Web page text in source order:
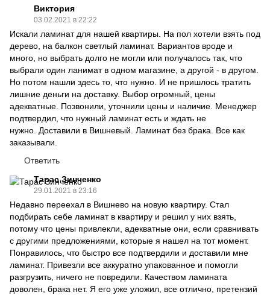
Виктория
03.02.2021 в 22:22
Искали ламинат для нашей квартиры. На пол хотели взять под
дерево, на балкон светлый ламинат. Вариантов вроде и
много, но выбрать долго не могли или получалось так, что
выбрали один ланимат в одном магазине, а другой - в другом.
Но потом нашли здесь то, что нужно. И не пришлось тратить
лишние деньги на доставку. Выбор огромный, цены
адекватные. Позвонили, уточнили цены и наличие. Менеджер
подтвердил, что нужный ламинат есть и ждать не
нужно. Доставили в Вишневый. Ламинат без брака. Все как
заказывали.
Ответить
Тарас Зинченко
29.01.2021 в 23:16
Недавно переехал в Вишнево на новую квартиру. Стал
подбирать себе ламинат в квартиру и решил у них взять,
потому что цены привлекли, адекватные они, если сравнивать
с другими предложениями, которые я нашел на тот момент.
Понравилось, что быстро все подтвердили и доставили мне
ламинат. Привезли все аккуратно упакованное и помогли
разгрузить, ничего не повредили. Качеством ламината
доволен, брака нет. Я его уже уложил, все отлично, претензий